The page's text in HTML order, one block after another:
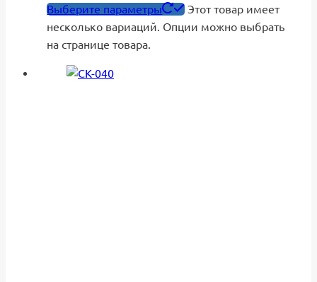
Выберите параметры
Этот товар имеет
несколько вариаций. Опции можно выбрать
на странице товара.